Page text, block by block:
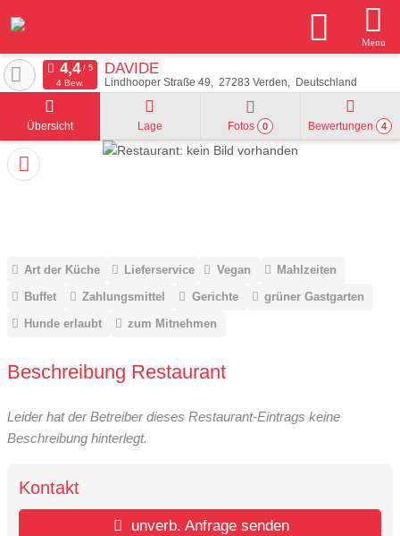
Menu
DAVIDE
Lindhooper Straße 49 27283 Verden Deutschland
4 Bew.
Übersicht Lage Fotos 0 Bewertungen 4
Art der Küche Lieferservice Vegan
Mahlzeiten
Buffet
Zahlungsmittel Gerichte
grüner Gastgarten
Hunde erlaubt
zum Mitnehmen
Beschreibung Restaurant
Leider hat der Betreiber dieses Restaurant-Eintrags keine
Beschreibung hinterlegt.
Kontakt
unverb. Anfrage senden